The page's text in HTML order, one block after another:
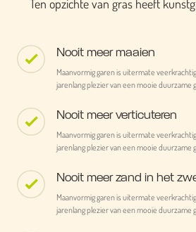
Ten opzichte van gras heeft
Nooit meer maaien
Maanvormig garen is uitermate
jarenlang plezier van een mooie duurzame
Nooit meer verticuteren
Maanvormig garen is uitermate
jarenlang plezier van een mooie duurzame
Nooit meer zand in het
Maanvormig garen is uitermate
jarenlang plezier van een mooie duurzame